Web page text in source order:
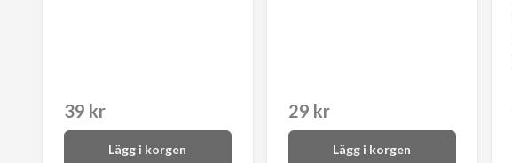
39 kr
Lägg i korgen
29 kr
Lägg i korgen